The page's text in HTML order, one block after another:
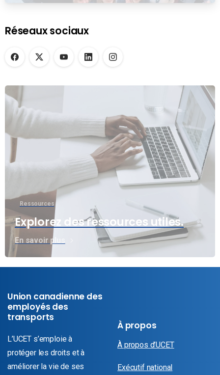
Réseaux sociaux
Ressources
Explorez des ressources utiles.
En savoir plus
Union canadienne des
employés des
transports
L’UCET s’emploie à
protéger les droits et à
améliorer la vie de ses
À propos
À propos d’UCET
Exécutif national